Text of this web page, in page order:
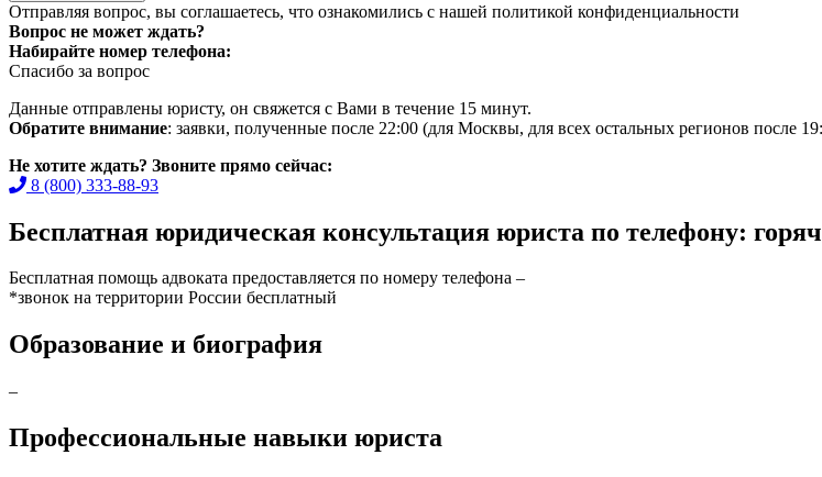
Отправляя вопрос, вы соглашаетесь, что ознакомились с нашей политикой конфиденциальности
Вопрос не может ждать?
Набирайте номер телефона:
Спасибо за вопрос
Данные отправлены юристу, он свяжется с Вами в течение 15 минут.
Обратите внимание: заявки, полученные после 22:00 (для Москвы, для всех остальных регионов после
Не хотите ждать? Звоните прямо сейчас:
8 (800) 333-88-93
Бесплатная юридическая консультация юриста по телефону:
Бесплатная помощь адвоката предоставляется по номеру телефона –
*звонок на территории России бесплатный
Образование и биография
–
Профессиональные навыки юриста